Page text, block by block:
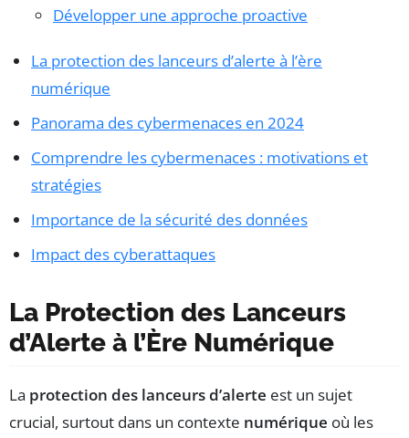
Développer une approche proactive
La protection des lanceurs d’alerte à l’ère
numérique
Panorama des cybermenaces en 2024
Comprendre les cybermenaces : motivations et
stratégies
Importance de la sécurité des données
Impact des cyberattaques
La Protection des Lanceurs
d’Alerte à l’Ère Numérique
La protection des lanceurs d’alerte est un sujet
crucial, surtout dans un contexte numérique où les